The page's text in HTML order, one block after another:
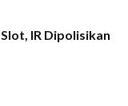
IR Dipolisikan